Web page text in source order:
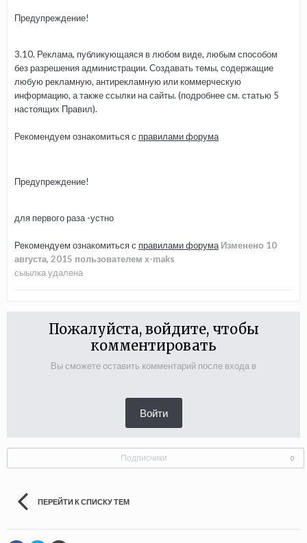
Предупреждение!
3.10. Реклама, публикующаяся в любом виде, любым способом
без разрешения администрации. Создавать темы, содержащие
любую рекламную, антирекламную или коммерческую
информацию, а также ссылки на сайты. (подробнее см. статью 5
настоящих Правил).
Рекомендуем ознакомиться с правилами форума
Предупреждение!
для первого раза -устно
Рекомендуем ознакомиться с правилами форума Изменено 10
августа, 2015 пользователем x-maks
сыылка удалена
Пожалуйста, войдите, чтобы
комментировать
Вы сможете оставить комментарий после входа в
Войти
Подписчики 0
ПЕРЕЙТИ К СПИСКУ ТЕМ